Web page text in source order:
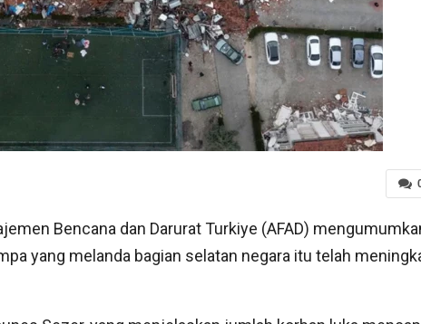
Bencana dan Darurat Turkiye (AFAD)
yang melanda bagian selatan negara itu telah